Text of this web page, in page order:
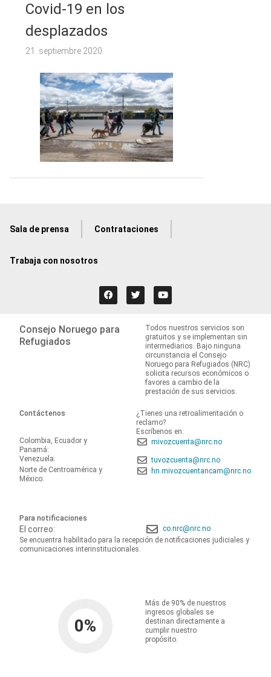
Covid-19 en los
desplazados
21. septiembre 2020
Sala de prensa Contrataciones
Trabaja con nosotros
Consejo Noruego para
Refugiados
Todos nuestros servicios son
gratuitos y se implementan sin
intermediarios. Bajo ninguna
circunstancia el Consejo
Noruego para Refugiados (NRC)
solicita recursos económicos o
favores a cambio de la
prestación de sus servicios.
Contáctenos
¿Tienes una retroalimentación o
reclamo?
Escríbenos en:
Colombia, Ecuador y
Panamá:
mivozcuenta@nrc.no
Venezuela:
tuvozcuenta@nrc.no
Norte de Centroamérica y
México:
hn.mivozcuentancam@nrc.no
Para notificaciones
El correo:
co.nrc@nrc.no
Se encuentra habilitado para la recepción de notificaciones judiciales y
comunicaciones interinstitucionales.
0%
Más de 90% de nuestros
ingresos globales se
destinan directamente a
cumplir nuestro
propósito.